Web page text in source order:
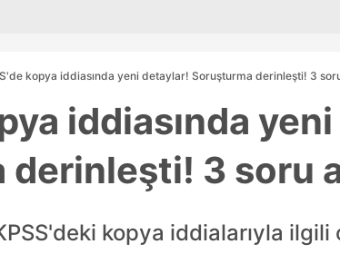
kopya iddiasında yeni detaylar! Soruşturma derinleşti! 3 soru
iddiasında
3 soru
kopya iddialarıyla ilgili